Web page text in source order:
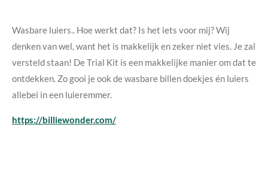
Wasbare luiers.. Hoe werkt dat? Is het iets voor mij? Wij
denken van wel, want het is makkelijk en zeker niet vies. Je zal
versteld staan! De Trial Kit is een makkelijke manier om dat te
ontdekken. Zo gooi je ook de wasbare billen doekjes én luiers
allebei in een luieremmer.
https://billiewonder.com/